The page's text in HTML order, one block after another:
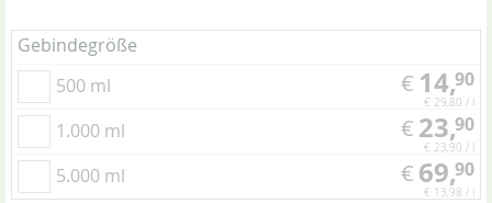
Gebindegröße
€ 14,90
€ 29,80 / l
500 ml
€ 23,90
€ 23,90 / l
1.000 ml
€ 69,90
€ 13,98 / l
5.000 ml